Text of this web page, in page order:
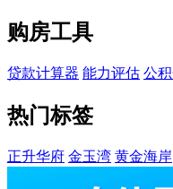
购房工具
贷款计算器 能力评估 公
热门标签
正升华府 金玉湾 黄金海岸